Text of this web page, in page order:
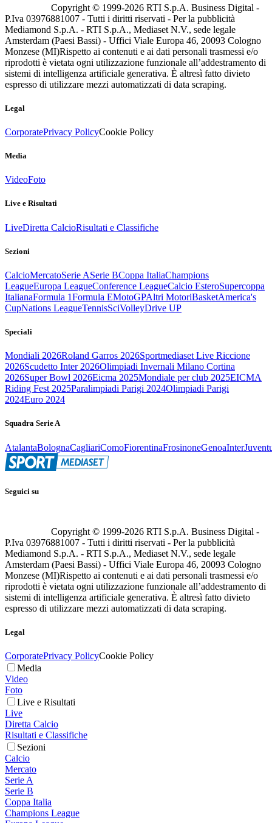
Copyright © 1999-2026 RTI S.p.A. Business Digital -
P.Iva 03976881007 - Tutti i diritti riservati - Per la pubblicità
Mediamond S.p.A. - RTI S.p.A., Mediaset N.V., sede legale
Amsterdam (Paesi Bassi) - Uffici Viale Europa 46, 20093 Cologno
Monzese (MI)Rispetto ai contenuti e ai dati personali trasmessi e/o
riprodotti è vietata ogni utilizzazione funzionale all’addestramento di
sistemi di intelligenza artificiale generativa. È altresì fatto divieto
espresso di utilizzare mezzi automatizzati di data scraping.
Legal
CorporatePrivacy PolicyCookie Policy
Media
VideoFoto
Live e Risultati
LiveDiretta CalcioRisultati e Classifiche
Sezioni
CalcioMercatoSerie ASerie BCoppa ItaliaChampions
LeagueEuropa LeagueConference LeagueCalcio EsteroSupercoppa
ItalianaFormula 1Formula EMotoGPAltri MotoriBasketAmerica's
CupNations LeagueTennisSciVolleyDrive UP
Speciali
Mondiali 2026Roland Garros 2026Sportmediaset Live Riccione
2026Scudetto Inter 2026Olimpiadi Invernali Milano Cortina
2026Super Bowl 2026Eicma 2025Mondiale per club 2025EICMA
Riding Fest 2025Paralimpiadi Parigi 2024Olimpiadi Parigi
2024Euro 2024
Squadra Serie A
AtalantaBolognaCagliariComoFiorentinaFrosinoneGenoaInter
Seguici su
Copyright © 1999-2026 RTI S.p.A. Business Digital -
P.Iva 03976881007 - Tutti i diritti riservati - Per la pubblicità
Mediamond S.p.A. - RTI S.p.A., Mediaset N.V., sede legale
Amsterdam (Paesi Bassi) - Uffici Viale Europa 46, 20093 Cologno
Monzese (MI)Rispetto ai contenuti e ai dati personali trasmessi e/o
riprodotti è vietata ogni utilizzazione funzionale all’addestramento di
sistemi di intelligenza artificiale generativa. È altresì fatto divieto
espresso di utilizzare mezzi automatizzati di data scraping.
Legal
CorporatePrivacy PolicyCookie Policy
Media
Video
Foto
Live e Risultati
Live
Diretta Calcio
Risultati e Classifiche
Sezioni
Calcio
Mercato
Serie A
Serie B
Coppa Italia
Champions League